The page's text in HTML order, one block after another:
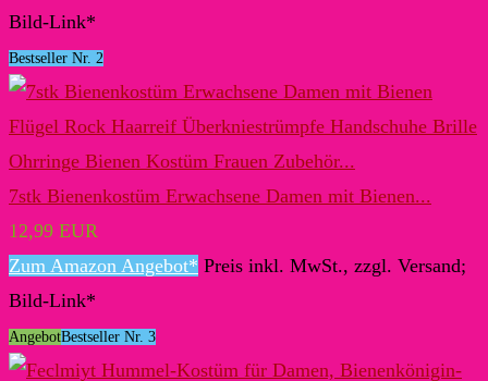
Bild-Link*
Bestseller Nr. 2
7stk Bienenkostüm Erwachsene Damen mit Bienen...
12,99 EUR
Zum Amazon Angebot* Preis inkl. MwSt., zzgl. Versand;
Bild-Link*
AngebotBestseller Nr. 3